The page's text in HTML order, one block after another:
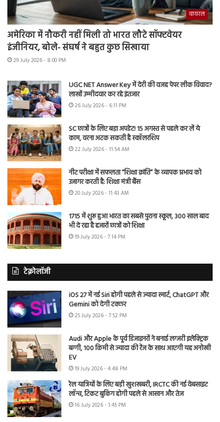
वायरल
अमेरिका में नौकरी नहीं मिली तो भारत लौटे सॉफ्टवेयर
इंजीनियर, बोले- संघर्ष ने बहुत कुछ सिखाया
29 July 2026 - 8:00 PM
UGC NET Answer Key में देरी की वजह पेपर लीक विवाद?
लाखों उम्मीदवार कर रहे इंतजार
26 July 2026 - 6:11 PM
SC छात्रों के लिए बड़ा अपडेट! 15 अगस्त से पहले कर लें ये
काम, वरना अटक सकती है स्कॉलरशिप
22 July 2026 - 11:54 AM
नीट परीक्षा में सफलता “शिक्षा क्रांति” के व्यापक प्रभाव को
उजागर करती है: शिक्षा मंत्री बैंस
20 July 2026 - 11:43 AM
1715 में शुरू हुआ भारत का सबसे पुराना स्कूल, 300 साल बाद
भी दे रहा है हजारों छात्रों को शिक्षा
19 July 2026 - 7:14 PM
टेक्नोलॉजी
iOS 27 में नई Siri होगी पहले से ज्यादा स्मार्ट, ChatGPT और
Gemini को देगी टक्कर
25 July 2026 - 7:52 PM
Audi और Apple के पूर्व डिजाइनरों ने बनाई लग्जरी इलेक्ट्रिक
बग्गी, 100 किमी से ज्यादा की रेंज के साथ आएगी यह अनोखी
EV
19 July 2026 - 4:48 PM
रेल यात्रियों के लिए बड़ी खुशखबरी, IRCTC की नई वेबसाइट
लॉन्च, टिकट बुकिंग होगी पहले से आसान और तेज
16 July 2026 - 1:45 PM